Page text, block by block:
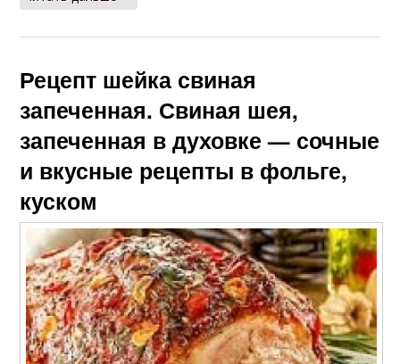
Рецепт шейка свиная
запеченная. Свиная шея,
запеченная в духовке — сочные
и вкусные рецепты в фольге,
куском